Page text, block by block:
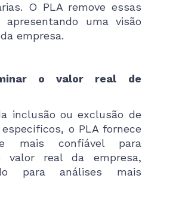
O PLA remove essas
apresentando uma visão
empresa.
o valor real de
inclusão ou exclusão de
o PLA fornece
mais confiável para
valor real da empresa,
para análises mais